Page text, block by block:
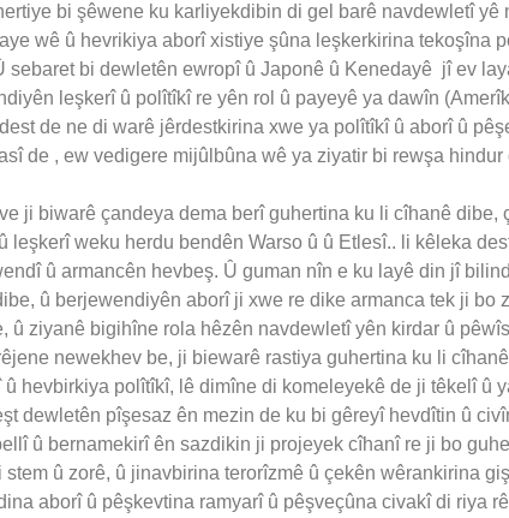
bi şêwene ku karliyekdibin di gel barê navdewletî yê
wê û hevrikiya aborî xistiye şûna leşkerkirina tekoşîna
sebaret bi dewletên ewropî û Japonê û Kenedayê jî ev
leşkerî û polîtîkî re yên rol û payeyê ya dawîn
de ne di warê jêrdestkirina xwe ya polîtîkî û aborî û
de , ew vedigere mijûlbûna wê ya ziyatir bi rewşa
ji biwarê çandeya dema berî guhertina ku li cîhanê dibe,
weku herdu bendên Warso û û Etlesî.. li kêleka
û armancên hevbeş. Û guman nîn e ku layê din jî
û berjewendiyên aborî ji xwe re dike armanca tek ji bo
û ziyanê bigihîne rola hêzên navdewletî yên kirdar û
newekhev be, ji biewarê rastiya guhertina ku li
polîtîkî, lê dimîne di komeleyekê de ji têkelî û
dewletên pîşesaz ên mezin de ku bi gêreyî hevdîtin û
û bernamekirî ên sazdikin ji projeyek cîhanî re ji bo
û zorê, û jinavbirina terorîzmê û çekên wêrankirina
aborî û pêşkevtina ramyarî û pêşveçûna civakî di riya